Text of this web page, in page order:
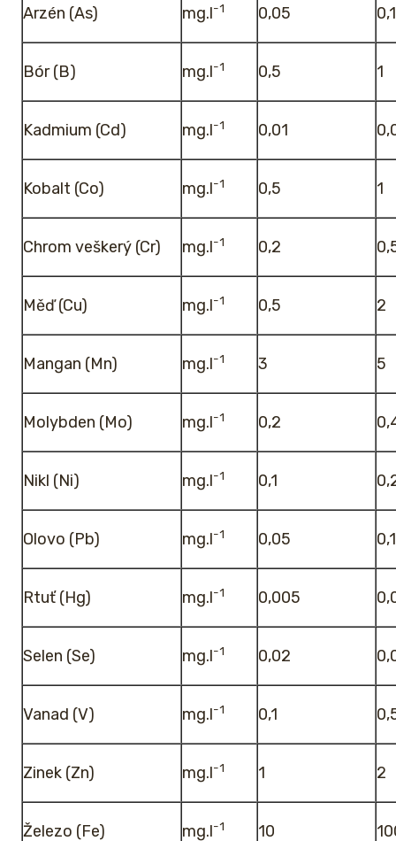
Arzén (As) mg.l-1 0,05 0,1
Bór (B) mg.l-1 0,5 1
Kadmium (Cd) mg.l-1 0,01
Kobalt (Co) mg.l-1 0,5 1
Chrom veškerý (Cr) mg.l-1 0,2
Měď (Cu) mg.l-1 0,5 2
Mangan (Mn) mg.l-1 3 5
Molybden (Mo) mg.l-1 0,2
Nikl (Ni) mg.l-1 0,1
Olovo (Pb) mg.l-1 0,05 0,1
Rtuť (Hg) mg.l-1 0,005
Selen (Se) mg.l-1 0,02
Vanad (V) mg.l-1 0,1
Zinek (Zn) mg.l-1 1 2
Železo (Fe) mg.l-1 10